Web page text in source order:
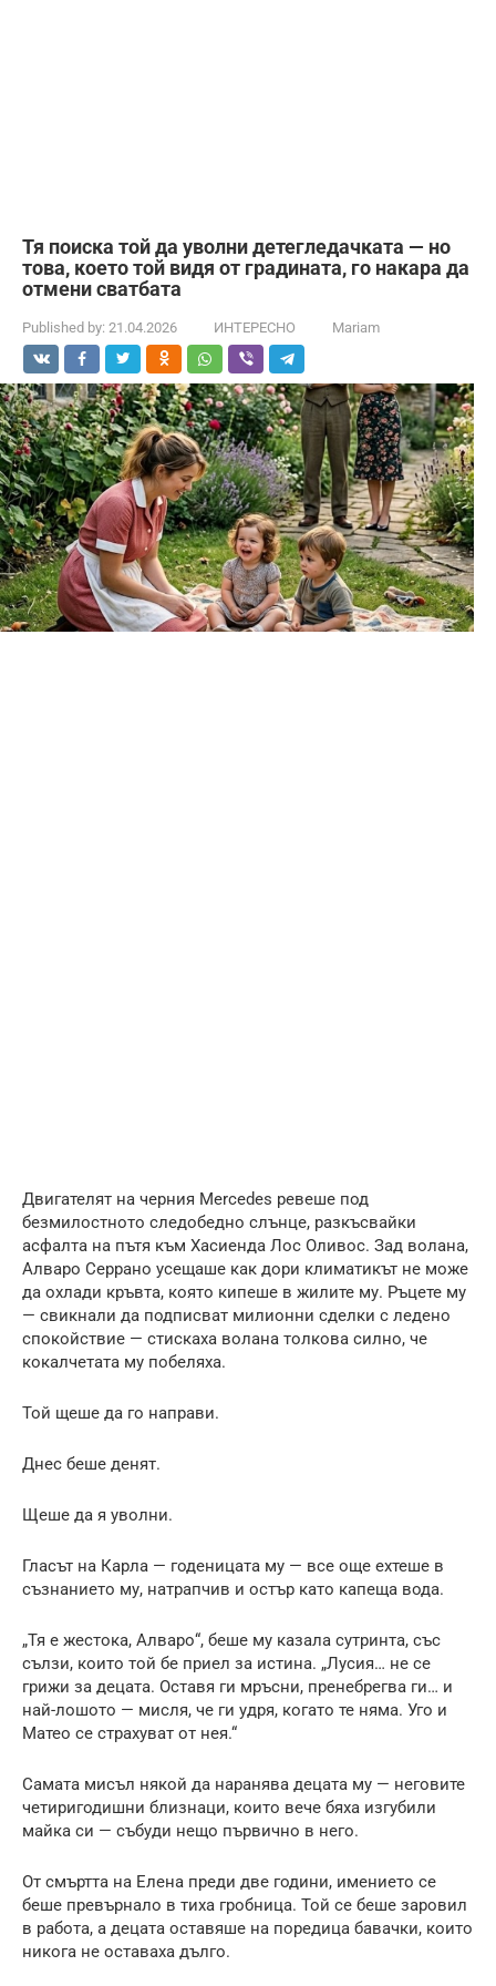
Тя поиска той да уволни детегледачката — но
това, което той видя от градината, го накара да
отмени сватбата
Published by: 21.04.2026 ИНТЕРЕСНО Mariam
Двигателят на черния Mercedes ревеше под
безмилостното следобедно слънце, разкъсвайки
асфалта на пътя към Хасиенда Лос Оливос. Зад волана,
Алваро Серрано усещаше как дори климатикът не може
да охлади кръвта, която кипеше в жилите му. Ръцете му
— свикнали да подписват милионни сделки с ледено
спокойствие — стискаха волана толкова силно, че
кокалчетата му побеляха.
Той щеше да го направи.
Днес беше денят.
Щеше да я уволни.
Гласът на Карла — годеницата му — все още ехтеше в
съзнанието му, натрапчив и остър като капеща вода.
„Тя е жестока, Алваро“, беше му казала сутринта, със
сълзи, които той бе приел за истина. „Лусия… не се
грижи за децата. Оставя ги мръсни, пренебрегва ги… и
най-лошото — мисля, че ги удря, когато те няма. Уго и
Матео се страхуват от нея.“
Самата мисъл някой да наранява децата му — неговите
четиригодишни близнаци, които вече бяха изгубили
майка си — събуди нещо първично в него.
От смъртта на Елена преди две години, имението се
беше превърнало в тиха гробница. Той се беше заровил
в работа, а децата оставяше на поредица бавачки, които
никога не оставаха дълго.